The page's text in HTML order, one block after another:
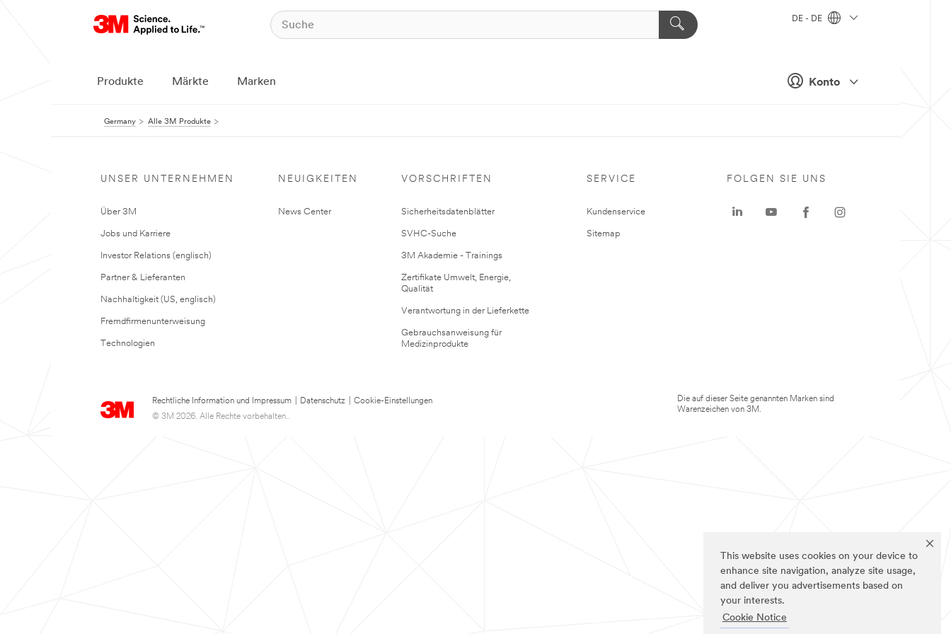
This website uses cookies on your device to
enhance site navigation, analyze site usage,
and deliver you advertisements based on
your interests.
Cookie Notice
Konto
DE - DE
Produkte Märkte Marken
Germany Alle 3M Produkte
UNSER UNTERNEHMEN
Über 3M
Jobs und Karriere
Investor Relations (englisch)
Partner & Lieferanten
Nachhaltigkeit (US, englisch)
Fremdfirmenunterweisung
Technologien
NEUIGKEITEN
News Center
VORSCHRIFTEN
Sicherheitsdatenblätter
SVHC-Suche
3M Akademie - Trainings
Zertifikate Umwelt, Energie,
Qualität
Verantwortung in der Lieferkette
Gebrauchsanweisung für
Medizinprodukte
SERVICE
Kundenservice
Sitemap
Rechtliche Information und Impressum Datenschutz
Cookie-Einstellungen
© 3M 2026. Alle Rechte vorbehalten..
FOLGEN SIE UNS
Die auf dieser Seite genannten Marken sind
Warenzeichen von 3M.